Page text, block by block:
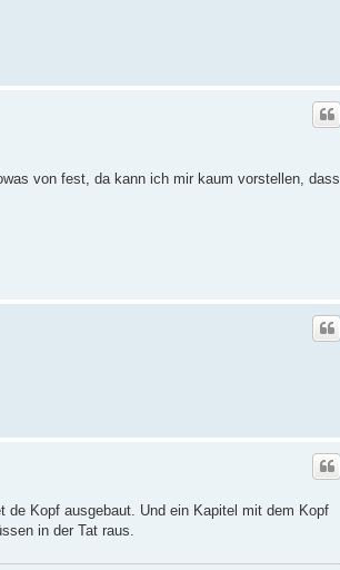
von fest, da kann ich mir kaum vorstellen, dass
de Kopf ausgebaut. Und ein Kapitel mit dem Kopf
in der Tat raus.